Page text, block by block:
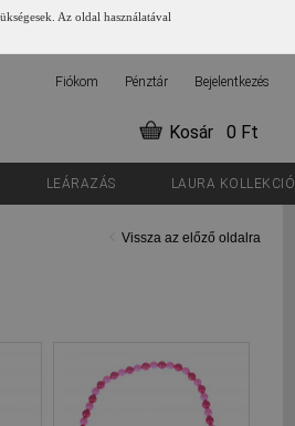
Az oldal használatával
Kosár 0 Ft
Fiókom Pénztár Bejelentkezés
LEÁRAZÁS LAURA KOLLEKCIÓ
Vissza az előző oldalra